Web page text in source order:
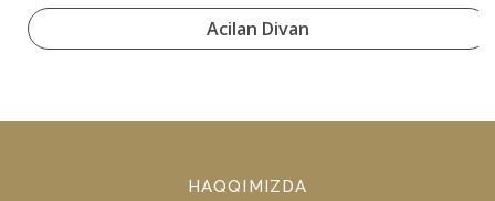
Acilan Divan
HAQQIMIZDA